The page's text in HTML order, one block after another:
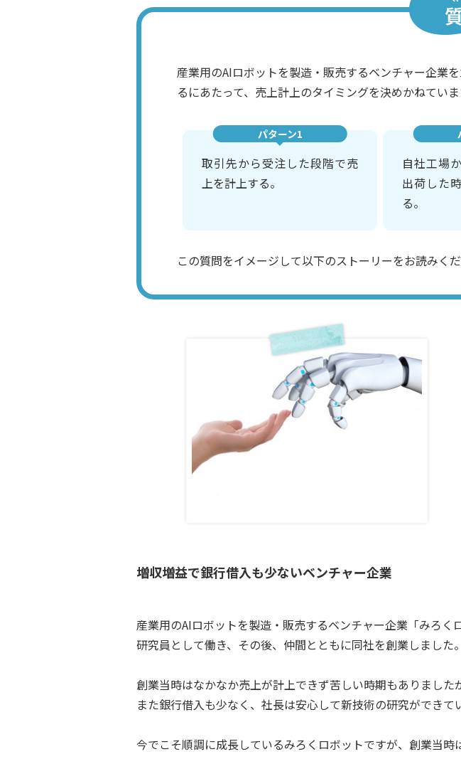
産業用のAIロボットを製造・販売するベンチャー企業
るにあたって、売上計上のタイミングを決めかねてい
パターン1
取引先から受注した段階で売
上を計上する。
自社工場
出荷した
る。
この質問をイメージして以下のストーリーをお読みくだ
増収増益で銀行借入も少ないベンチャー企業
産業用のAIロボットを製造・販売するベンチャー企業「みろ
研究員として働き、その後、仲間とともに同社を創業しました。
創業当時はなかなか売上が計上できず苦しい時期もありまし
また銀行借入も少なく、社長は安心して新技術の研究ができて
今でこそ順調に成長しているみろくロボットですが、創業当時